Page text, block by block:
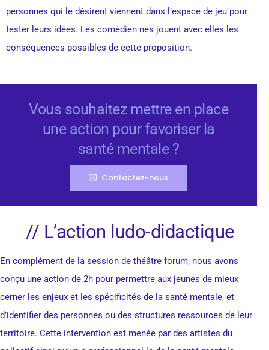
personnes qui le désirent viennent dans l’espace de jeu pour
tester leurs idées. Les comédien·nes jouent avec elles les
conséquences possibles de cette proposition.
Vous souhaitez mettre en place
une action pour favoriser la
santé mentale ?
Contactez-nous
// L’action ludo-didactique
En complément de la session de théâtre forum, nous avons
conçu une action de 2h pour permettre aux jeunes de mieux
cerner les enjeux et les spécificités de la santé mentale, et
d’identifier des personnes ou des structures ressources de leur
territoire. Cette intervention est menée par des artistes du